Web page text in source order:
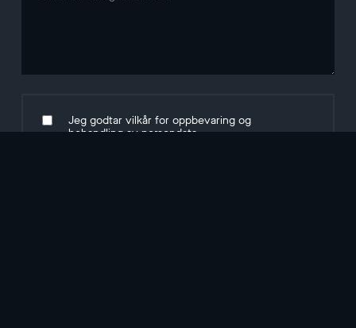
Jeg godtar vilkår for oppbevaring og
behandling avpersondata.